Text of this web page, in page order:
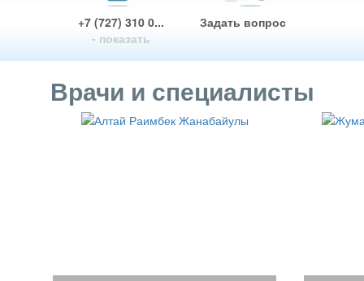
+7 (727) 310 0...
- показать
Задать вопрос
Врачи и специалисты